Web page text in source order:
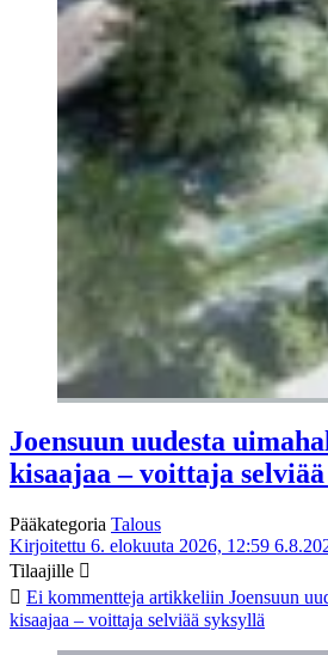
Joensuun uudesta
kisaajaa – voittaja
Pääkategoria Talous
Kirjoitettu 6. elokuuta 2026, 12:59
Tilaajille
Ei kommentteja artikkeliin Joensuun
kisaajaa – voittaja selviää syksyllä